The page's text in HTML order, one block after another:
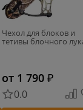
Чехол для блоков и
тетивы блочного
от 1 790 ₽
0.0